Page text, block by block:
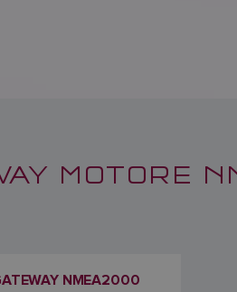
MOTORE
NMEA2000